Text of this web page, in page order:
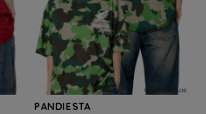
PANDIESTA